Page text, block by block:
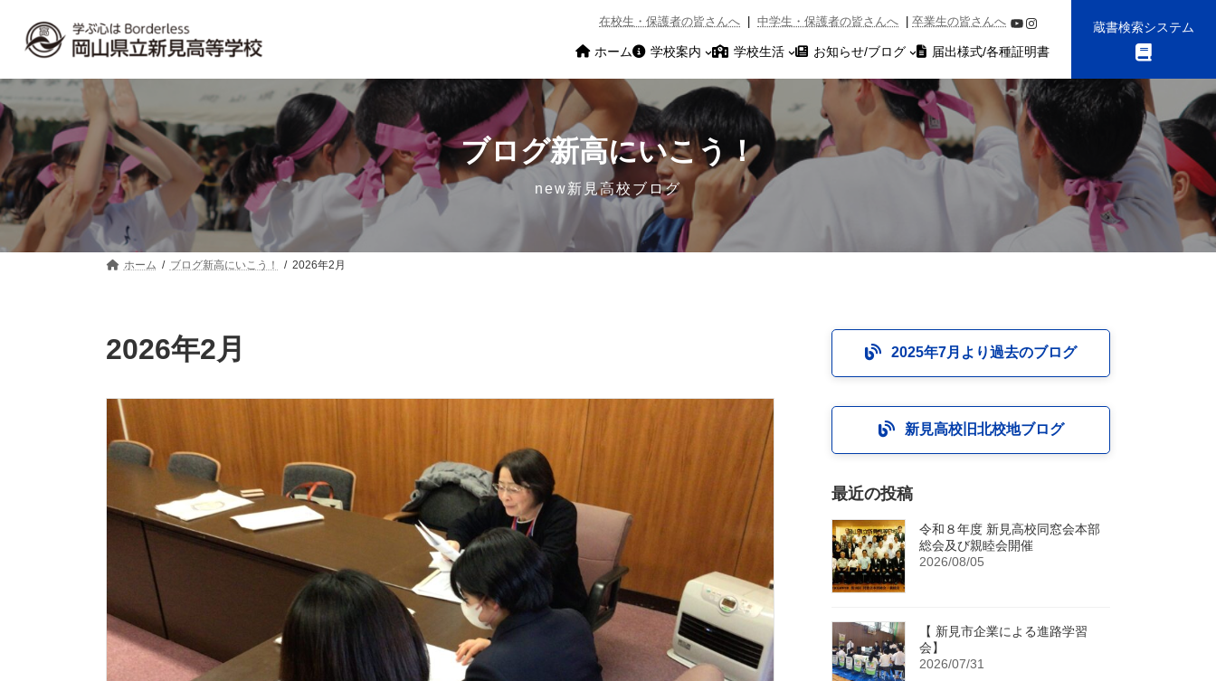
ツ
へ
ス
キ
ッ
プ
シ
ョ
ン
に
移
動
在校生・保護者の皆さんへ 中学生・保護者の皆さんへ 卒業生の皆さんへ YouTube
Instagram
ホーム 学校案内 学校生活 お知らせ/ブログ 届出様式/各種証明書
蔵書検索システム
リ
ン
ブログ新高にいこう！
new新見高校ブログ
ホーム ブログ新高にいこう！ 2026年2月
2026年2月 2025年7月より過去のブログ
新見高校旧北校地ブログ
最近の投稿
令和８年度 新見高校同窓会本部
総会及び親睦会開催
2026/08/05
【 新見市企業による進路学習
会】
2026/07/31